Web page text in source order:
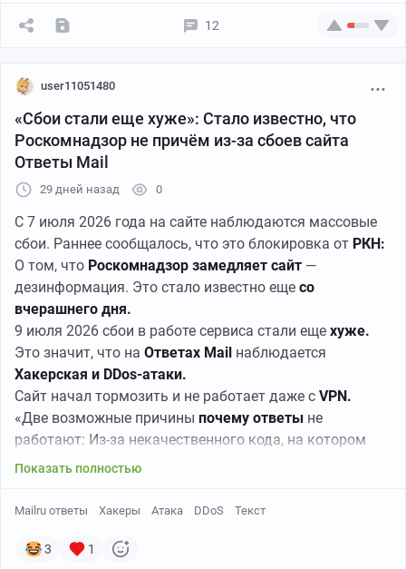
12
user11051480
«Сбои стали еще хуже»: Стало известно, что
Роскомнадзор не причём из-за сбоев сайта
Ответы Mail
29 дней назад 0
С 7 июля 2026 года на сайте наблюдаются массовые
сбои. Раннее сообщалось, что это блокировка от РКН:
О том, что Роскомнадзор замедляет сайт —
дезинформация. Это стало известно еще со
вчерашнего дня.
9 июля 2026 сбои в работе сервиса стали еще хуже.
Это значит, что на Ответах Mail наблюдается
Хакерская и DDos-атаки.
Сайт начал тормозить и не работает даже с VPN.
«Две возможные причины почему ответы не
работают: Из-за некачественного кода, на котором
построен сайт, произошло неудачное обновление, а
которой произошёл сбой сервера. Или массовая
Все уже подтвердили, что это
Показать полностью
Mailru ответы Хакеры Атака DDoS Текст
3 1